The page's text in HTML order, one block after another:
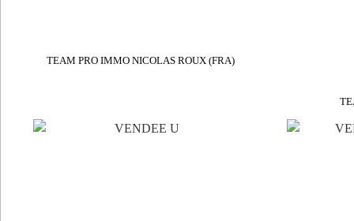
TEAM PRO IMMO NICOLAS ROUX (FRA)